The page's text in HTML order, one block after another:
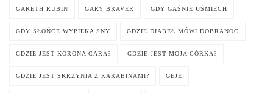
GARETH RUBIN GARY BRAVER GDY GAŚNIE UŚMIECH
GDY SŁOŃCE WYPIEKA SNY GDZIE DIABEŁ MÓWI DOBRANOC
GDZIE JEST KORONA CARA? GDZIE JEST MOJA CÓRKA?
GDZIE JEST SKRZYNIA Z KARABINAMI? GEJE